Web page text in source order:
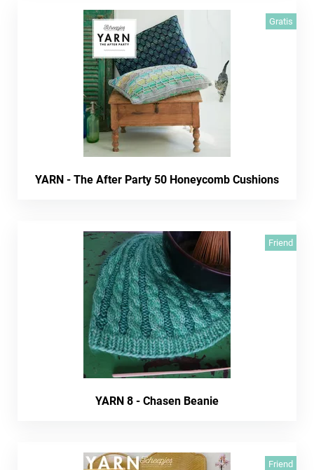
Gratis
YARN - The After Party 50 Honeycomb Cushions
Friend
YARN 8 - Chasen Beanie
Friend